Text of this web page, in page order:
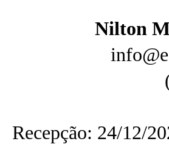
Nilton
Recepção: 24/12/